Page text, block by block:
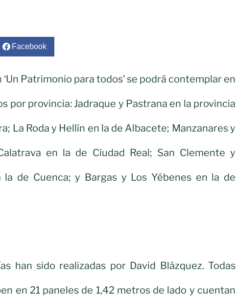
Facebook
‘Un Patrimonio para todos’ se podrá contemplar en
por provincia: Jadraque y Pastrana en la provincia
La Roda y Hellín en la de Albacete; Manzanares y
en la de Ciudad Real; San Clemente y
la de Cuenca; y Bargas y Los Yébenes en la de
han sido realizadas por David Blázquez. Todas
en 21 paneles de 1,42 metros de lado y cuentan